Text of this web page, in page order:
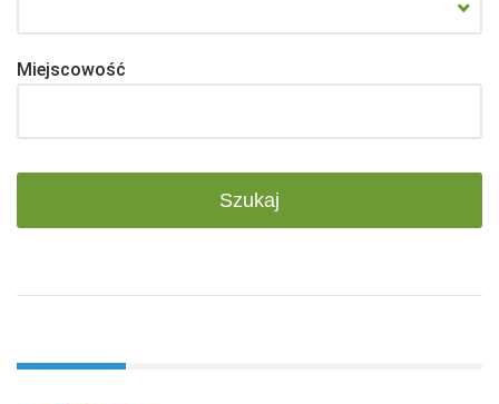
Miejscowość